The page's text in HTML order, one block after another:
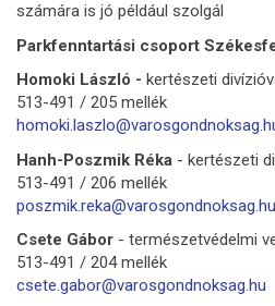
számára is jó például szolgál
Parkfenntartási csoport
Homoki László - kertészeti
513-491 / 205 mellék
Hanh-Poszmik Réka - kertészeti
513-491 / 206 mellék
poszmik.reka@varosgondnoksag.hu
Csete Gábor - természetvédelmi
513-491 / 204 mellék
csete.gabor@varosgondnoksag.hu